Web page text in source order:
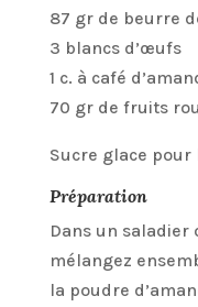
87 gr de beurre
3 blancs d’œufs
1 c. à café
70 gr de fruits
Sucre glace pour
Préparation
Dans un saladier
mélangez
la poudre